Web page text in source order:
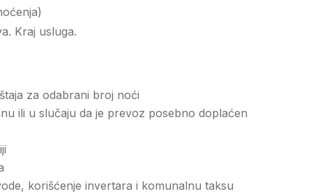
Kraj usluga.
za odabrani broj noći
ili u slučaju da je prevoz posebno doplaćen
korišćenje invertara i komunalnu taksu